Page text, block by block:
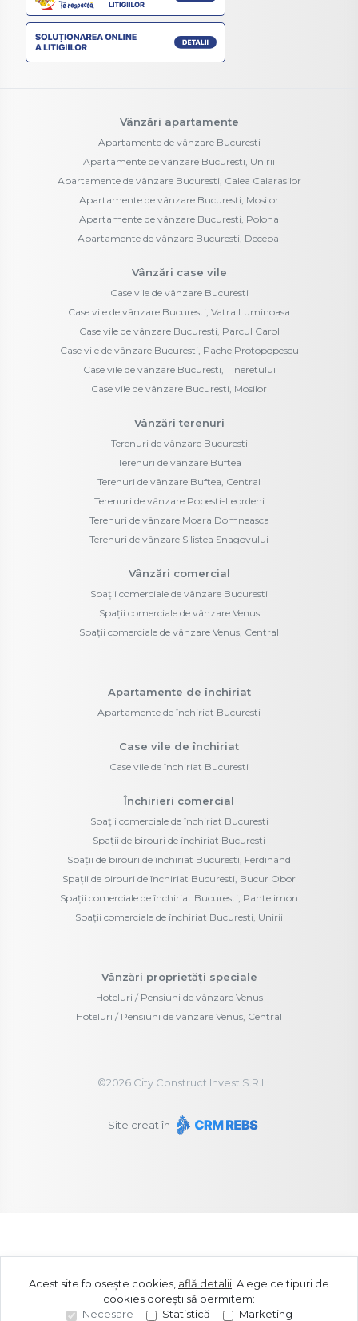
Vânzări apartamente
Apartamente de vânzare Bucuresti
Apartamente de vânzare Bucuresti, Unirii
Apartamente de vânzare Bucuresti, Calea Calarasilor
Apartamente de vânzare Bucuresti, Mosilor
Apartamente de vânzare Bucuresti, Polona
Apartamente de vânzare Bucuresti, Decebal
Vânzări case vile
Case vile de vânzare Bucuresti
Case vile de vânzare Bucuresti, Vatra Luminoasa
Case vile de vânzare Bucuresti, Parcul Carol
Case vile de vânzare Bucuresti, Pache Protopopescu
Case vile de vânzare Bucuresti, Tineretului
Case vile de vânzare Bucuresti, Mosilor
Vânzări terenuri
Terenuri de vânzare Bucuresti
Terenuri de vânzare Buftea
Terenuri de vânzare Buftea, Central
Terenuri de vânzare Popesti-Leordeni
Terenuri de vânzare Moara Domneasca
Terenuri de vânzare Silistea Snagovului
Vânzări comercial
Spații comerciale de vânzare Bucuresti
Spații comerciale de vânzare Venus
Spații comerciale de vânzare Venus, Central
Apartamente de închiriat
Apartamente de închiriat Bucuresti
Case vile de închiriat
Case vile de închiriat Bucuresti
Închirieri comercial
Spații comerciale de închiriat Bucuresti
Spații de birouri de închiriat Bucuresti
Spații de birouri de închiriat Bucuresti, Ferdinand
Spații de birouri de închiriat Bucuresti, Bucur Obor
Spații comerciale de închiriat Bucuresti, Pantelimon
Spații comerciale de închiriat Bucuresti, Unirii
Vânzări proprietăți speciale
Hoteluri / Pensiuni de vânzare Venus
Hoteluri / Pensiuni de vânzare Venus, Central
©2026City Construct Invest S.R.L.
Site creat în
Acest site folosește cookies, află detalii Alege ce tipuri de
cookies dorești să permitem:
Necesare
Statistică Marketing